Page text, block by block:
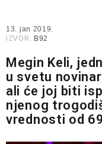
13. jan 2019.
IZVOR: B92
Megin Keli,
u svetu
ali će joj biti
njenog
vrednosti od